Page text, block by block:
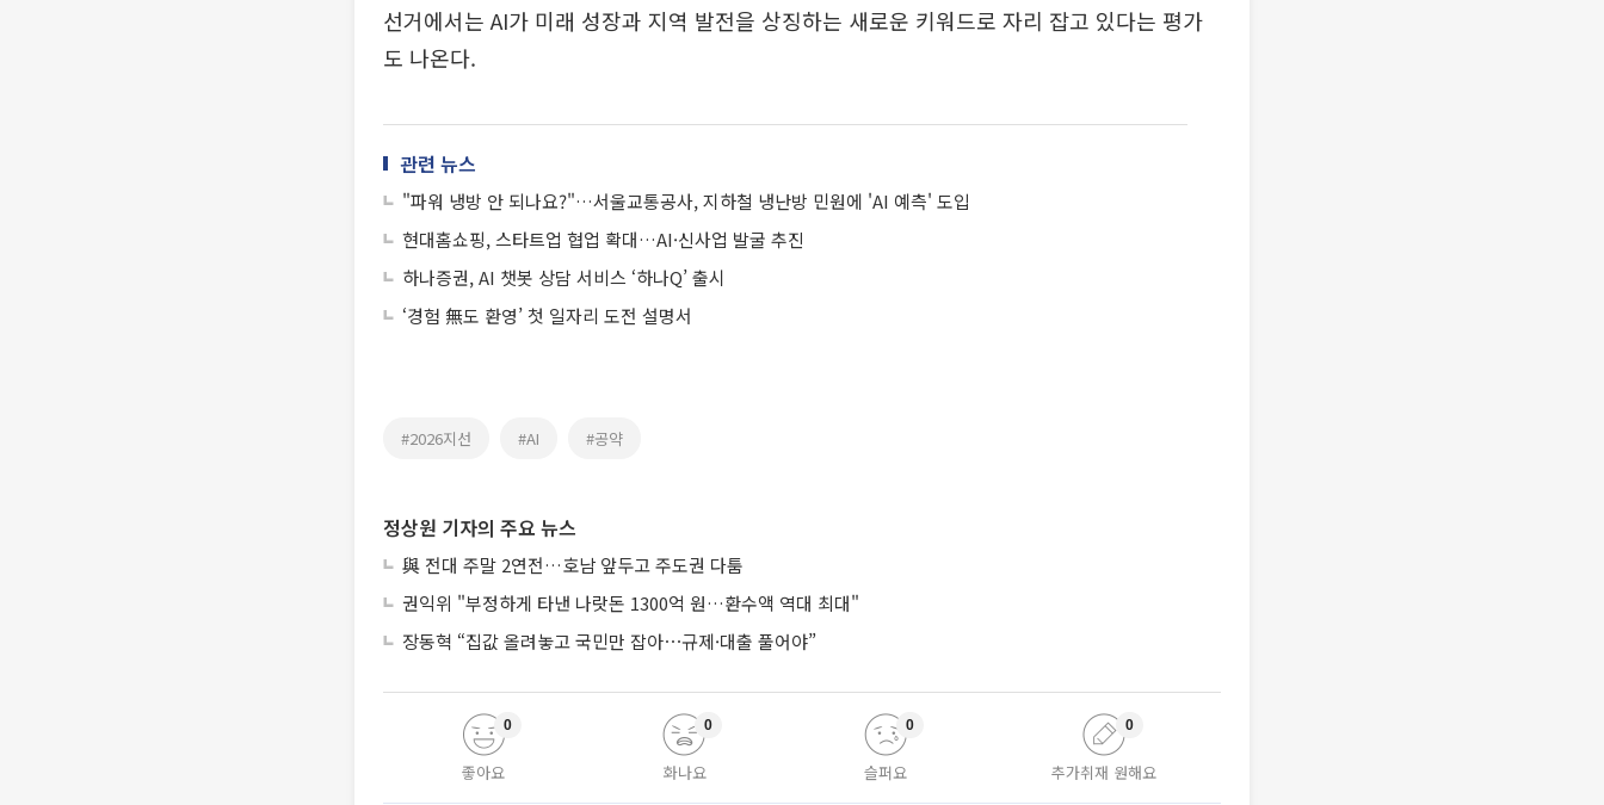
선거에서는 AI가 미래 성장과 지역 발전을 상징하는 새로운 키워드로 자리 잡고 있다는 평가
도 나온다.
관련 뉴스
"파워 냉방 안 되나요?"…서울교통공사, 지하철 냉난방 민원에 'AI 예측' 도입
현대홈쇼핑, 스타트업 협업 확대…AI·신사업 발굴 추진
하나증권, AI 챗봇 상담 서비스 ‘하나Q’ 출시
‘경험 無도 환영’ 첫 일자리 도전 설명서
#2026지선 #AI #공약
정상원 기자의 주요 뉴스
與 전대 주말 2연전…호남 앞두고 주도권 다툼
권익위 "부정하게 타낸 나랏돈 1300억 원…환수액 역대 최대"
장동혁 “집값 올려놓고 국민만 잡아⋯규제·대출 풀어야”
좋아요
0
화나요
0
슬퍼요
0
추가취재 원해요
0